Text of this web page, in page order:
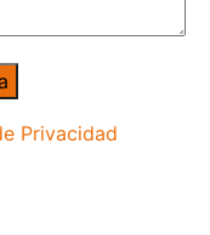
Privacidad